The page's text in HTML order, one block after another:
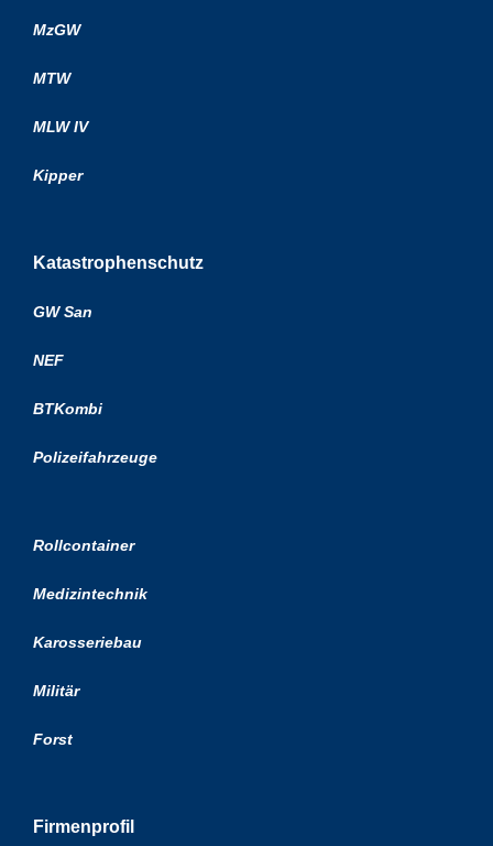
MzGW
MTW
MLW IV
Kipper
Katastrophenschutz
GW San
NEF
BTKombi
Polizeifahrzeuge
Rollcontainer
Medizintechnik
Karosseriebau
Militär
Forst
Firmenprofil